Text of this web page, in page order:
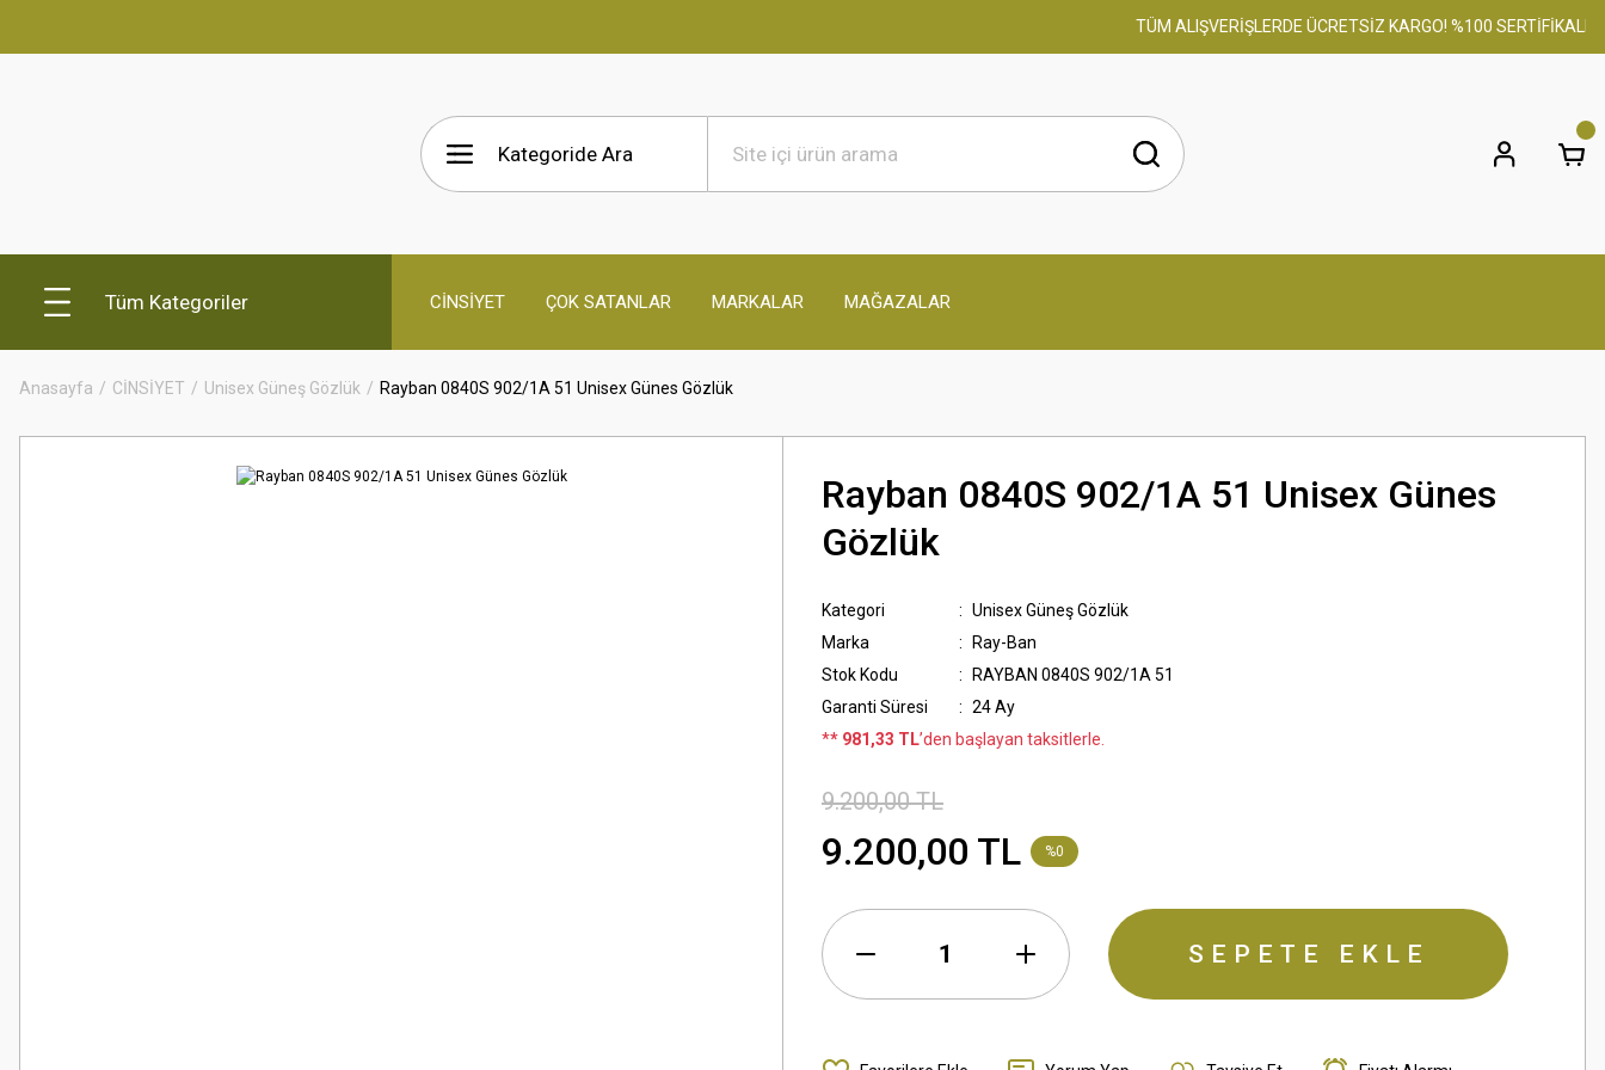
TÜM ALIŞVERİŞLERDE ÜCRETSİZ KARGO! %100 SERTİFİKALI
Tüm Kategoriler CİNSİYET ÇOK SATANLAR MARKALAR MAĞAZALAR
Anasayfa CİNSİYET Unisex Güneş Gözlük Rayban 0840S 902/1A 51 Unisex Günes Gözlük
Rayban 0840S 902/1A 51 Unisex Günes
Gözlük
Kategori
Unisex Güneş Gözlük
Marka
Ray-Ban
Stok Kodu
RAYBAN 0840S 902/1A 51
Garanti Süresi
24 Ay
** 981,33 TL’den başlayan taksitlerle.
9.200,00 TL
9.200,00 TL %0
SEPETE EKLE